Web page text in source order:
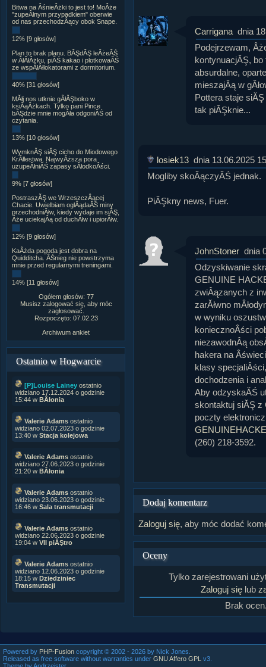
Bitwa na ÂśnieÂżki to jest to! MoÂże
"zupeÂłnym przypadkiem" oberwie
od nas przechodzÂący obok Snape.
12% [9 głosów]
Plan to brak planu. BĂŞdĂŞ leÂżeĂŚ
w ÂłĂłÂżku, piĂŚ kakao i plotkowaĂŚ
ze wspĂłÂłlokatorami z dormitorium.
40% [31 głosów]
MĂłj nos utknie gÂłĂŞboko w
ksiÂąÂżkach. Tylko pani Pince
bĂŞdzie mnie mogÂła odgoniĂŚ od
czytania.
13% [10 głosów]
WymknĂŞ siĂŞ cicho do Miodowego
KrĂłlestwa. NajwyÂższa pora
uzupeÂłniĂŚ zapasy sÂłodkoÂści.
9% [7 głosów]
PostraszĂŞ we WrzeszczÂącej
Chacie. Uwielbiam oglÂądaĂŚ miny
przechodniĂłw, kiedy wydaje im siĂŞ,
Âże uciekajÂą od duchĂłw i upiorĂłw.
12% [9 głosów]
KaÂżda pogoda jest dobra na
Quidditcha. ÂŚnieg nie powstrzyma
mnie przed regularnymi treningami.
14% [11 głosów]
Ogółem głosów: 77
Musisz zalogować się, aby móc
zagłosować.
Rozpoczęto: 07.02.23
Archiwum ankiet
Ostatnio w Hogwarcie
[P]Louise Lainey ostatnio
widziano 17.12.2024 o godzinie
15:44 w BÂłonia
Valerie Adams ostatnio
widziano 02.07.2023 o godzinie
13:40 w Stacja kolejowa
Valerie Adams ostatnio
widziano 27.06.2023 o godzinie
21:20 w BÂłonia
Valerie Adams ostatnio
widziano 23.06.2023 o godzinie
16:46 w Sala transmutacji
Valerie Adams ostatnio
widziano 22.06.2023 o godzinie
19:04 w VII piĂŞtro
Valerie Adams ostatnio
widziano 12.06.2023 o godzinie
18:15 w Dziedziniec
Transmutacji
Carrigana dnia
Podejrzewam,
kontynuacjĂŞ,
absurdalne,
mieszajÂą w
Pottera staje
tak piĂŞknie...
losiek13 dnia 13.06.2025
Mogliby skoĂączyĂŚ jednak.
PiĂŞkny news, Fuer.
JohnStoner dnia
Odzyskiwanie
GENUINE
zwiÂązanych z
zarĂłwno
w wyniku
koniecznoÂści
niezawodnÂą
hakera na
klasy
dochodzenia i
Aby odzyskaĂŚ
skontaktuj siĂŞ z
poczty
(260) 218-3592.
Dodaj komentarz
Zaloguj się, aby móc dodać
Oceny
Tylko zarejestrowani
Zaloguj się lub
Brak
Powered by PHP-Fusion copyright © 2002 - 2026 by Nick Jones.
Released as free software without warranties under GNU Affero GPL v3.